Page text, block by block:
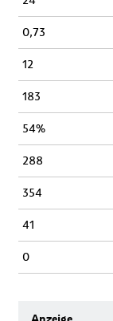
0,73
12
183
54%
288
354
41
0